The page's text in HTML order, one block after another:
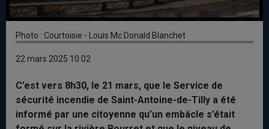
Photo : Courtoisie - Louis Mc Donald Blanchet
22 mars 2025 10:02
C’est vers 8h30, le 21 mars, que le Service de
sécurité incendie de Saint-Antoine-de-Tilly a été
informé par une citoyenne qu’un embâcle s’était